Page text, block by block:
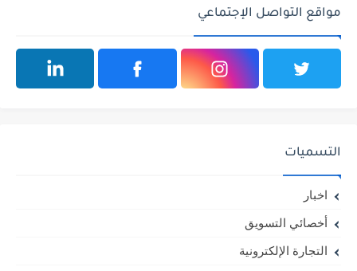
مواقع التواصل الإجتماعي
التسميات
اخبار
أخصائي التسويق
التجارة الإلكترونية